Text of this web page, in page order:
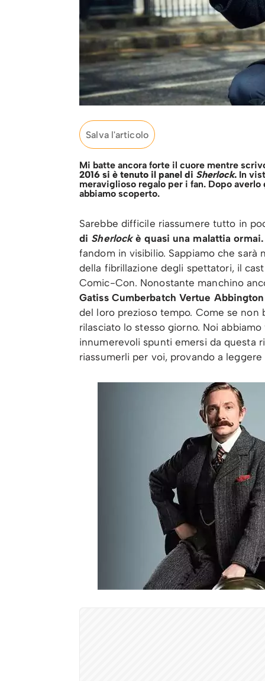
Salva l'articolo
Mi batte ancora forte il cuore mentre
2016 si è tenuto il panel di Sherlock. In
meraviglioso regalo per i fan. Dopo
abbiamo scoperto.
Sarebbe difficile riassumere tutto in
di Sherlockè quasi una malattia ormai.
fandom in visibilio. Sappiamo che sarà
della fibrillazione degli spettatori, il
Comic-Con. Nonostante manchino
Gatiss Cumberbatch Vertue
del loro prezioso tempo. Come se non
rilasciato lo stesso giorno. Noi
innumerevoli spunti emersi da questa
riassumerli per voi, provando a